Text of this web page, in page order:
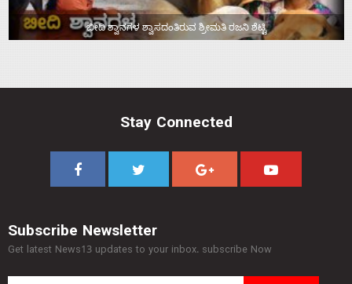
ಬೀದಿ ಶ್ವಾನಗಳ ಶ್ವಾಸದಂತಿರುವ ಶ್ರೀಮತಿ ರಜನಿ ಶೆಟ್ಟಿ
Stay Connected
Subscribe Newsletter
Get latest News13 updates to your inbox. subscribe Now